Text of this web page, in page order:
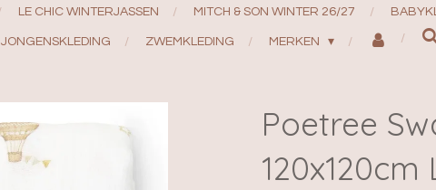
LE CHIC WINTERJASSEN MITCH & SON WINTER 26/27
JONGENSKLEDING ZWEMKLEDING MERKEN
Poetree